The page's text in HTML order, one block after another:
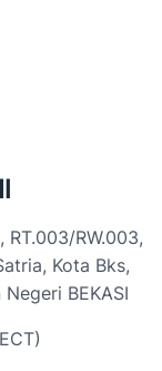
RW.003,
Kota Bks,
BEKASI